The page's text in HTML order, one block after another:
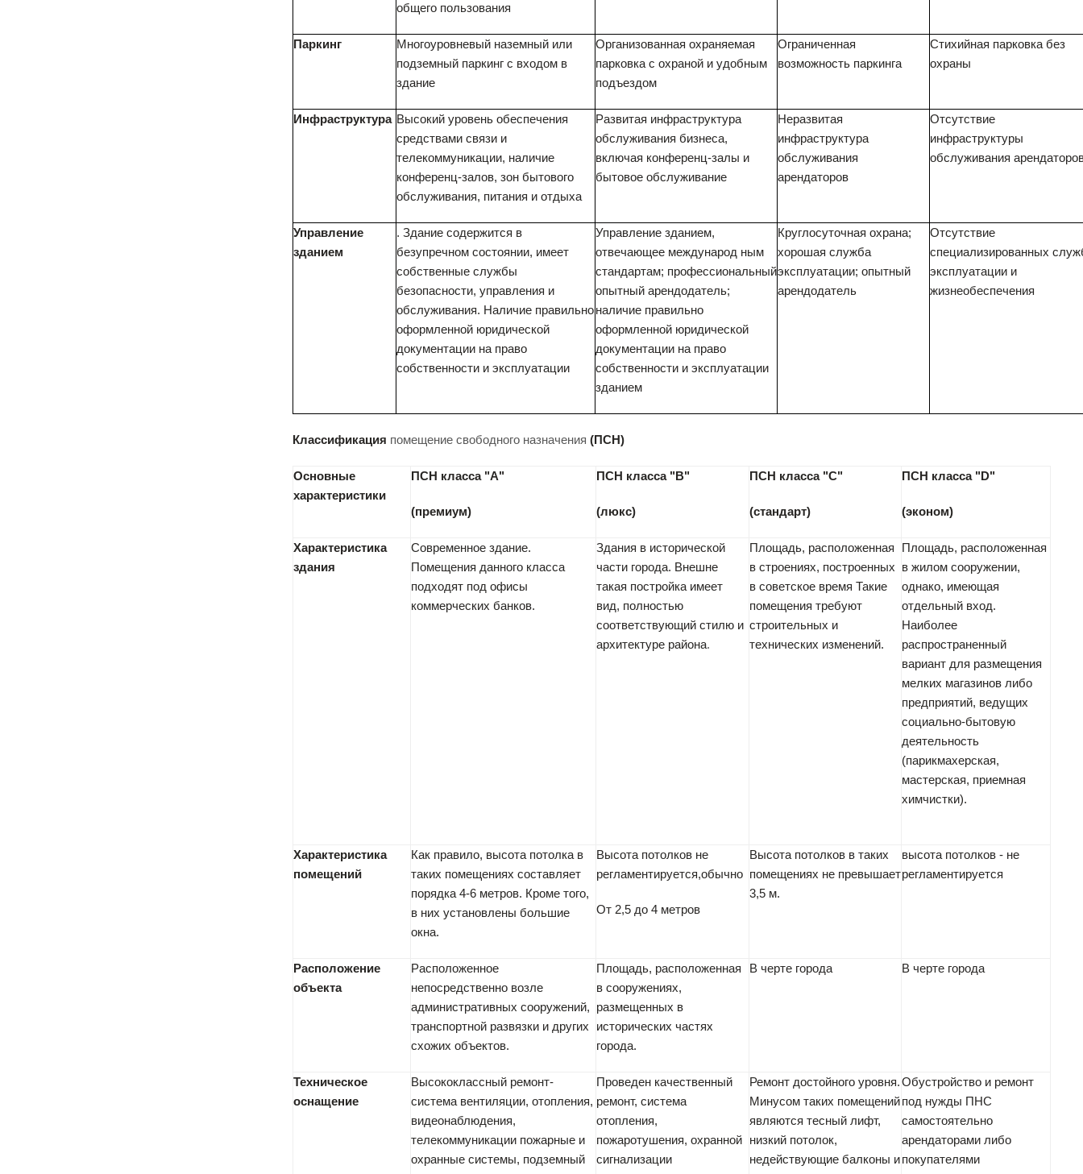
общего пользования
Паркинг
Многоуровневый наземный или
подземный паркинг с входом в
здание
Организованная охраняемая
парковка с охраной и удобным
подъездом
Ограниченная
возможность паркинга
Стихийная парковка без
охраны
Инфраструктура Высокий уровень обеспечения
средствами связи и
телекоммуникации, наличие
конференц-залов, зон бытового
обслуживания, питания и отдыха
Развитая инфраструктура
обслуживания бизнеса,
включая конференц-залы и
бытовое обслуживание
Неразвитая
инфраструктура
обслуживания
арендаторов
Отсутствие
инфраструктуры
обслуживания
Управление
зданием
. Здание содержится в
безупречном состоянии, имеет
собственные службы
безопасности, управления и
обслуживания. Наличие правильно
оформленной юридической
документации на право
собственности и эксплуатации
Управление зданием,
отвечающее международ ным
стандартам; профессиональный
опытный арендодатель;
наличие правильно
оформленной юридической
документации на право
собственности и эксплуатации
зданием
Круглосуточная охрана;
хорошая служба
эксплуатации; опытный
арендодатель
Отсутствие
специализированных
эксплуатации и
жизнеобеспечения
Классификация помещение свободного назначения (ПСН)
Основные
характеристики
ПСН класса "А"
(премиум)
ПСН класса "В"
(люкс)
ПСН класса "С"
(стандарт)
ПСН класса "D"
(эконом)
Характеристика
здания
Современное здание.
Помещения данного класса
подходят под офисы
коммерческих банков.
Здания в исторической
части города. Внешне
такая постройка имеет
вид, полностью
соответствующий стилю и
архитектуре района.
Площадь, расположенная
в строениях, построенных
в советское время Такие
помещения требуют
строительных и
технических изменений.
Площадь, расположенная
в жилом сооружении,
однако, имеющая
отдельный вход.
Наиболее
распространенный
вариант для размещения
мелких магазинов либо
предприятий, ведущих
социально-бытовую
деятельность
(парикмахерская,
мастерская, приемная
химчистки).
Характеристика
помещений
Как правило, высота потолка в
таких помещениях составляет
порядка 4-6 метров. Кроме того,
в них установлены большие
окна.
Высота потолков не
регламентируется,обычно
От 2,5 до 4 метров
Высота потолков в таких
помещениях не превышает
3,5 м.
высота потолков - не
регламентируется
Расположение
объекта
Расположенное
непосредственно возле
административных сооружений,
транспортной развязки и других
схожих объектов.
Площадь, расположенная
в сооружениях,
размещенных в
исторических частях
города.
В черте города В черте города
Техническое
оснащение
Высококлассный ремонт-
система вентиляции, отопления,
видеонаблюдения,
телекоммуникации пожарные и
охранные системы, подземный
Проведен качественный
ремонт, система
отопления,
пожаротушения, охранной
сигнализации
Ремонт достойного уровня.
Минусом таких помещений
являются тесный лифт,
низкий потолок,
недействующие балконы и
Обустройство и ремонт
под нужды ПНС
самостоятельно
арендаторами либо
покупателями